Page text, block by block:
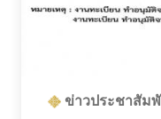
ข่าวประชาสัม